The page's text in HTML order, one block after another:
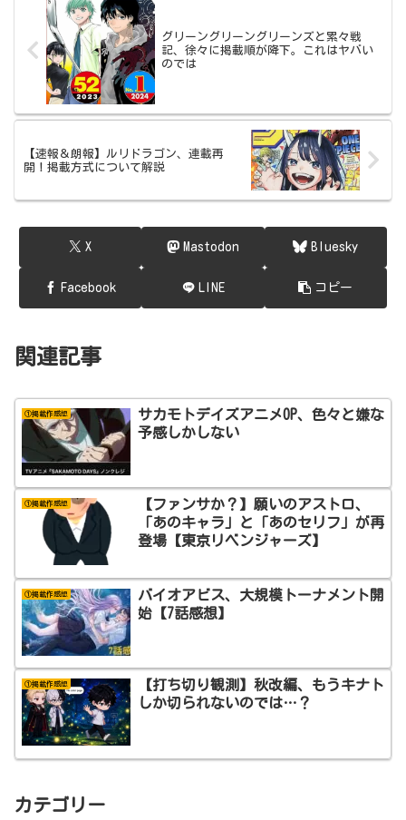
グリーングリーングリーンズと累々戦
記、徐々に掲載順が降下。これはヤバい
のでは
【速報＆朗報】ルリドラゴン、連載再
開！掲載方式について解説
X Mastodon Bluesky
Facebook LINE コピー
関連記事
①掲載作感想
サカモトデイズアニメOP、色々と嫌な
予感しかしない
①掲載作感想
【ファンサか？】願いのアストロ、
「あのキャラ」と「あのセリフ」が再
登場【東京リベンジャーズ】
①掲載作感想
バイオアビス、大規模トーナメント開
始【7話感想】
①掲載作感想
【打ち切り観測】秋改編、もうキナト
しか切られないのでは…？
カテゴリー